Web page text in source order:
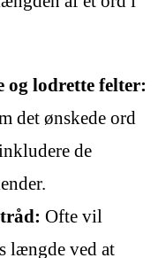
og lodrette felter:
det ønskede ord
de
Ofte vil
længde ved at